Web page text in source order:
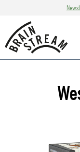
Zum Hauptinhalt
Bildergalerie